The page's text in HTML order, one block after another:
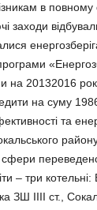
в повному
заходи
програми
на 20132016
на суму
та
– три
ЗШ ІІІІ ст.,